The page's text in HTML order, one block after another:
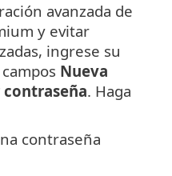
avanzada de
y evitar
ingrese su
Nueva
. Haga
contraseña